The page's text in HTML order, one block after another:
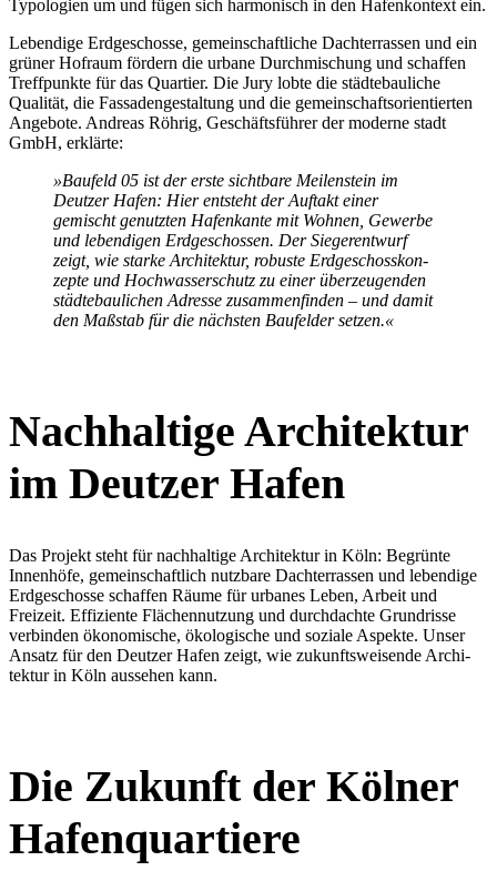
Typologien um und fügen sich harmo­nisch in den Hafen­kontext ein.
Lebendige Erdge­schosse, gemein­schaft­liche Dachter­rassen und ein
grüner Hofraum fördern die urbane Durch­mi­schung und schaffen
Treff­punkte für das Quartier. Die Jury lobte die städte­bau­liche
Qualität, die Fassa­den­ge­staltung und die gemein­schafts­ori­en­tierten
Angebote. Andreas Röhrig, Geschäfts­führer der moderne stadt
GmbH, erklärte:
»Baufeld 05 ist der erste sichtbare Meilen­stein im
Deutzer Hafen: Hier entsteht der Auftakt einer
gemischt genutzten Hafen­kante mit Wohnen, Gewerbe
und leben­digen Erdge­schossen. Der Sieger­entwurf
zeigt, wie starke Archi­tektur, robuste Erdge­schoss­kon­
zepte und Hochwas­ser­schutz zu einer überzeu­genden
städte­bau­lichen Adresse zusam­men­finden – und damit
den Maßstab für die nächsten Baufelder setzen.«
Nachhaltige Archi­tektur
im Deutzer Hafen
Das Projekt steht für nachhaltige Archi­tektur in Köln: Begrünte
Innenhöfe, gemein­schaftlich nutzbare Dachter­rassen und lebendige
Erdge­schosse schaffen Räume für urbanes Leben, Arbeit und
Freizeit. Effiziente Flächen­nutzung und durch­dachte Grund­risse
verbinden ökono­mische, ökolo­gische und soziale Aspekte. Unser
Ansatz für den Deutzer Hafen zeigt, wie zukunfts­wei­sende Archi­
tektur in Köln aussehen kann.
Die Zukunft der Kölner
Hafen­quar­tiere